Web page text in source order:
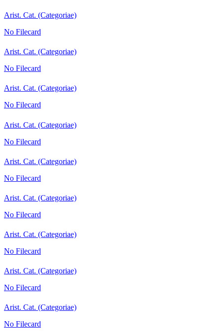
Arist. Cat. (Categoriae)
No Filecard
Arist. Cat. (Categoriae)
No Filecard
Arist. Cat. (Categoriae)
No Filecard
Arist. Cat. (Categoriae)
No Filecard
Arist. Cat. (Categoriae)
No Filecard
Arist. Cat. (Categoriae)
No Filecard
Arist. Cat. (Categoriae)
No Filecard
Arist. Cat. (Categoriae)
No Filecard
Arist. Cat. (Categoriae)
No Filecard